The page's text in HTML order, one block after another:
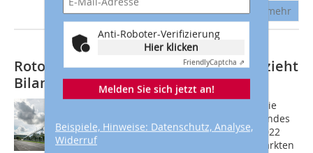
Anti-Roboter-Verifizierung
Hier klicken
FriendlyCaptcha ⇗
Melden Sie sich jetzt an!
Beispiele, Hinweise: Datenschutz, Analyse,
Widerruf
mehr
Roto Frank Dachsystem-Technologie zieht
Bilanz
Die Roto Frank Dachsystem-Technologie
(Roto DST) blickt auf ein herausforderndes
und zugleich gutes erstes Halbjahr 2022
zurück. In wichtigen europäischen Märkten